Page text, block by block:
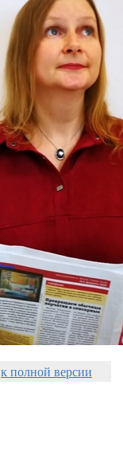
к полной версии